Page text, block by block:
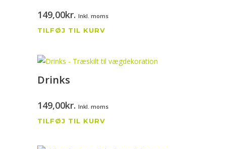
149,00kr. Inkl. moms
TILFØJ TIL KURV
Drinks
149,00kr. Inkl. moms
TILFØJ TIL KURV